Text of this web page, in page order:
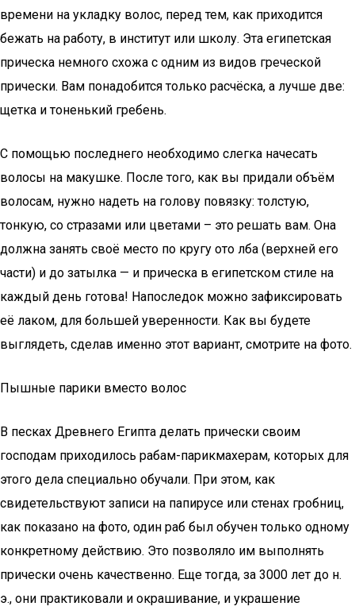
времени на укладку волос, перед тем, как приходится
бежать на работу, в институт или школу. Эта египетская
прическа немного схожа с одним из видов греческой
прически. Вам понадобится только расчёска, а лучше две:
щетка и тоненький гребень.
С помощью последнего необходимо слегка начесать
волосы на макушке. После того, как вы придали объём
волосам, нужно надеть на голову повязку: толстую,
тонкую, со стразами или цветами – это решать вам. Она
должна занять своё место по кругу ото лба (верхней его
части) и до затылка — и прическа в египетском стиле на
каждый день готова! Напоследок можно зафиксировать
её лаком, для большей уверенности. Как вы будете
выглядеть, сделав именно этот вариант, смотрите на фото.
Пышные парики вместо волос
В песках Древнего Египта делать прически своим
господам приходилось рабам-парикмахерам, которых для
этого дела специально обучали. При этом, как
свидетельствуют записи на папирусе или стенах гробниц,
как показано на фото, один раб был обучен только одному
конкретному действию. Это позволяло им выполнять
прически очень качественно. Еще тогда, за 3000 лет до н.
э., они практиковали и окрашивание, и украшение